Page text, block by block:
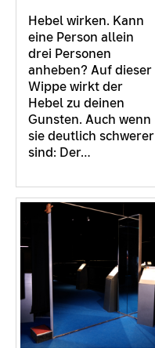
Hebel wirken. Kann
eine Person allein
drei Personen
anheben? Auf dieser
Wippe wirkt der
Hebel zu deinen
Gunsten. Auch wenn
sie deutlich schwerer
sind: Der…